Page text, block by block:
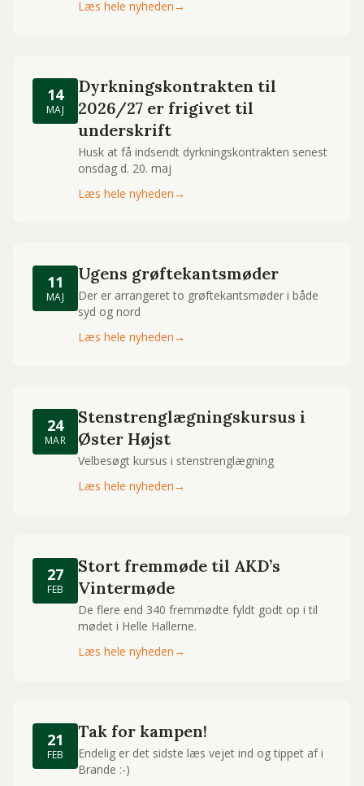
Læs hele nyheden→
14
MAJ
Dyrkningskontrakten til
2026/27 er frigivet til
underskrift
Husk at få indsendt dyrkningskontrakten senest
onsdag d. 20. maj
Læs hele nyheden→
11
MAJ
Ugens grøftekantsmøder
Der er arrangeret to grøftekantsmøder i både
syd og nord
Læs hele nyheden→
24
MAR
Stenstrenglægningskursus i
Øster Højst
Velbesøgt kursus i stenstrenglægning
Læs hele nyheden→
27
FEB
Stort fremmøde til AKD’s
Vintermøde
De flere end 340 fremmødte fyldt godt op i til
mødet i Helle Hallerne.
Læs hele nyheden→
21
FEB
Tak for kampen!
Endelig er det sidste læs vejet ind og tippet af i
Brande :-)